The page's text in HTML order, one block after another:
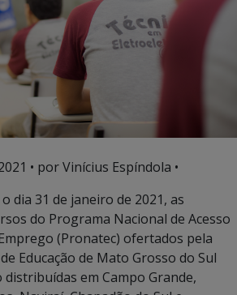
• por Vinícius Espíndola •
dia 31 de janeiro de 2021, as
do Programa Nacional de Acesso
(Pronatec) ofertados pela
Educação de Mato Grosso do Sul
distribuídas em Campo Grande,